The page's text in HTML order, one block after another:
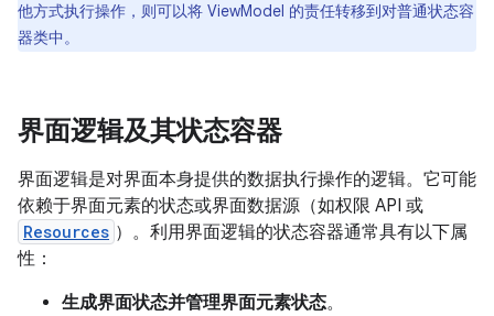
他方式执行操作，则可以将 ViewModel 的责任转移到对普通状态容
器类中。
界面逻辑及其状态容器
界面逻辑是对界面本身提供的数据执行操作的逻辑。它可能
依赖于界面元素的状态或界面数据源（如权限 API 或
Resources ）。利用界面逻辑的状态容器通常具有以下属
性：
生成界面状态并管理界面元素状态。